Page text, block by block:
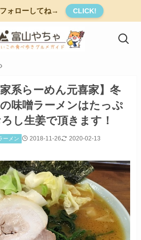
ォローしてね→ CLICK!
家系らーめん元喜家】冬
味噌ラーメンはたっぷ
し生姜で頂きます！
ーメン 2018-11-26 2020-02-13